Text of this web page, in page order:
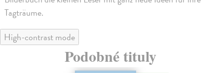
Tagträume.
High-contrast mode
Podobné tituly